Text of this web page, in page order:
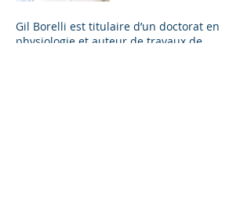
Gil Borelli est titulaire d’un doctorat en
physiologie et auteur de travaux de